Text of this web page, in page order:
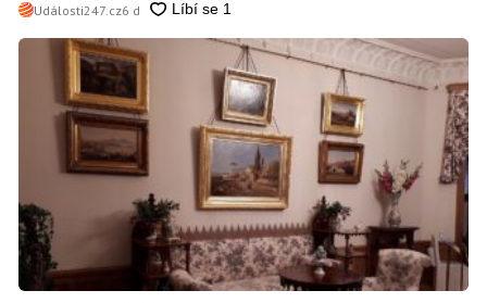
Události247.cz6 d